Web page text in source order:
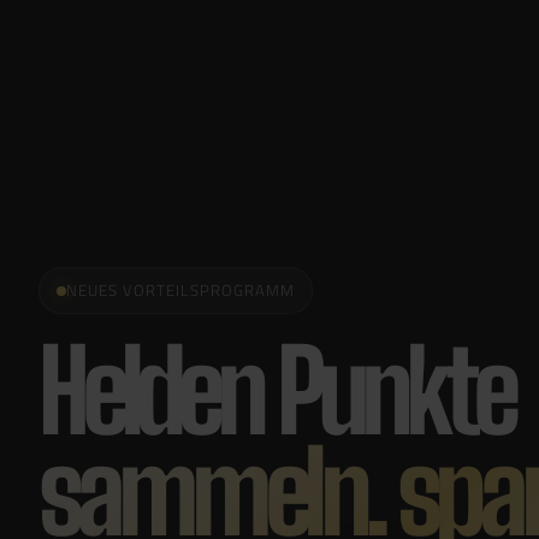
NEUES VORTEILSPROGRAMM
Helden Punkte
sammeln.